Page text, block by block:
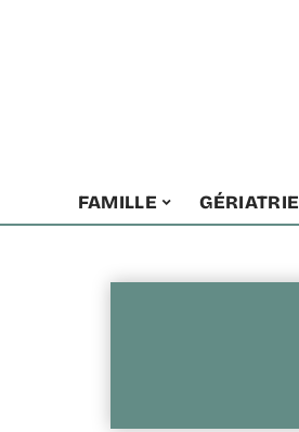
FAMILLE GÉRIATRIE